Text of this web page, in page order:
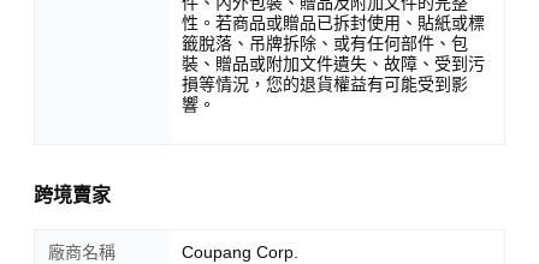
性。若商品或贈品已拆封使用、貼紙或標
籤脫落、吊牌拆除、或有任何部件、包
裝、贈品或附加文件遺失、故障、受到污
損等情況，您的退貨權益有可能受到影
響。
跨境賣家
廠商名稱 Coupang Corp.